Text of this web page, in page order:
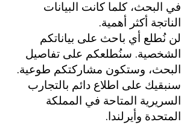
في البحث، كلما كانت البيانات
الناتجة أكثر أهمية.
لن نُطلع أي باحث على بياناتكم
الشخصية. سنُطلعكم على تفاصيل
البحث، وستكون مشاركتكم طوعية.
سنبقيك على اطلاع دائم بالتجارب
السريرية المتاحة في المملكة
المتحدة وأيرلندا.